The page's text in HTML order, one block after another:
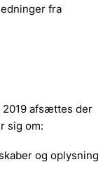
fra
2019 afsættes der
sig om:
og oplysning